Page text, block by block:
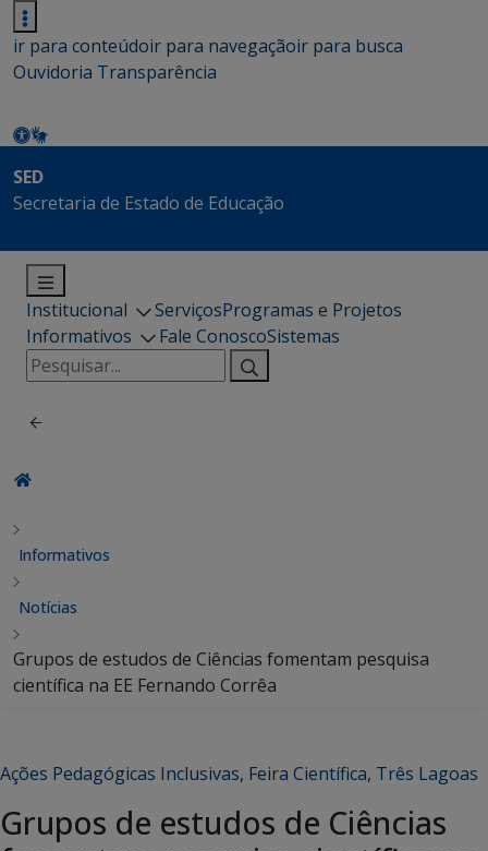
ir para conteúdoir para navegaçãoir para busca
Ouvidoria Transparência
SED
Secretaria de Estado de Educação
Institucional ServiçosProgramas e Projetos
Informativos
Fale ConoscoSistemas
Pesquisar
por:
Informativos
Notícias
Grupos de estudos de Ciências fomentam pesquisa
científica na EE Fernando Corrêa
Ações Pedagógicas Inclusivas, Feira Científica, Três Lagoas
Grupos de estudos de Ciências